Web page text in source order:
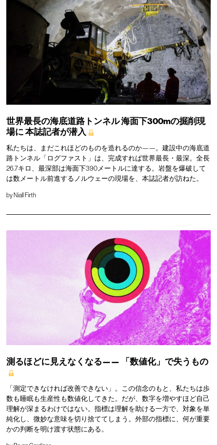
世界最長の海底道路トンネル海面下300mの掘削現
場に本誌記者が潜入
私たちは、まだこれほどのものを造れるのか——。建設中の海底道
路トンネル「ログファスト」は、完成すれば世界最長・最深。全長
26.7キロ、最深部は海面下390メートルに達する。岩盤を爆破して
は数メートル前進するノルウェーの現場を、本誌記者が訪ねた。
by Niall Firth
測るほどに見えなくなる—— 「数値化」で失うもの
「測定できなければ改善できない」。この信念のもと、私たちは歩
数も睡眠も生産性も数値化してきた。だが、数字を増やすほど自己
理解が深まるわけではない。指標は理解を助ける一方で、対象を単
純化し、微妙な意味を切り捨ててしまう。外部の指標に、何が重要
かの判断を明け渡す状態にある。